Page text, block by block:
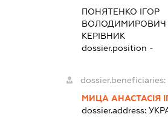
ПОНЯТЕНКО ІГОР
ВОЛОДИМИРОВИЧ
КЕРІВНИК
dossier.position -
dossier.beneficiaries:
МИЦА АНАСТАСІЯ
dossier.address: